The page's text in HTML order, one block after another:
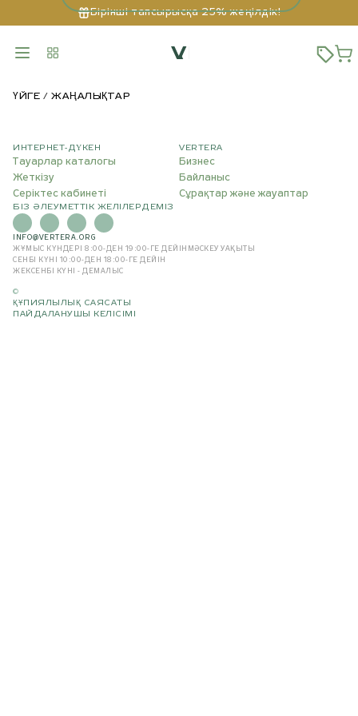
Бірінші тапсырысқа 25% жеңілдік!
ҮЙГЕ ЖАҢАЛЫҚТАР
ИНТЕРНЕТ-ДҮКЕН
Тауарлар каталогы
Жеткізу
Серіктес кабинеті
VERTERA
Бизнес
Байланыс
Сұрақтар және жауаптар
БІЗ ӘЛЕУМЕТТІК ЖЕЛІЛЕРДЕМІЗ
INFO@VERTERA.ORG
ЖҰМЫС КҮНДЕРІ 8:00-ДЕН 19:00-ГЕ ДЕЙІН МӘСКЕУ УАҚЫТЫ
СЕНБІ КҮНІ 10:00-ДЕН 18:00-ГЕ ДЕЙІН
ЖЕКСЕНБІ КҮНІ - ДЕМАЛЫС
©
ҚҰПИЯЛЫЛЫҚ САЯСАТЫ
ПАЙДАЛАНУШЫ КЕЛІСІМІ